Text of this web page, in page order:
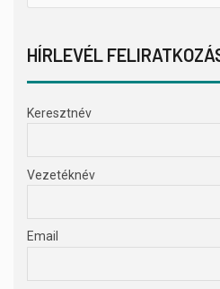
HÍRLEVÉL
Keresztnév
Vezetéknév
Email